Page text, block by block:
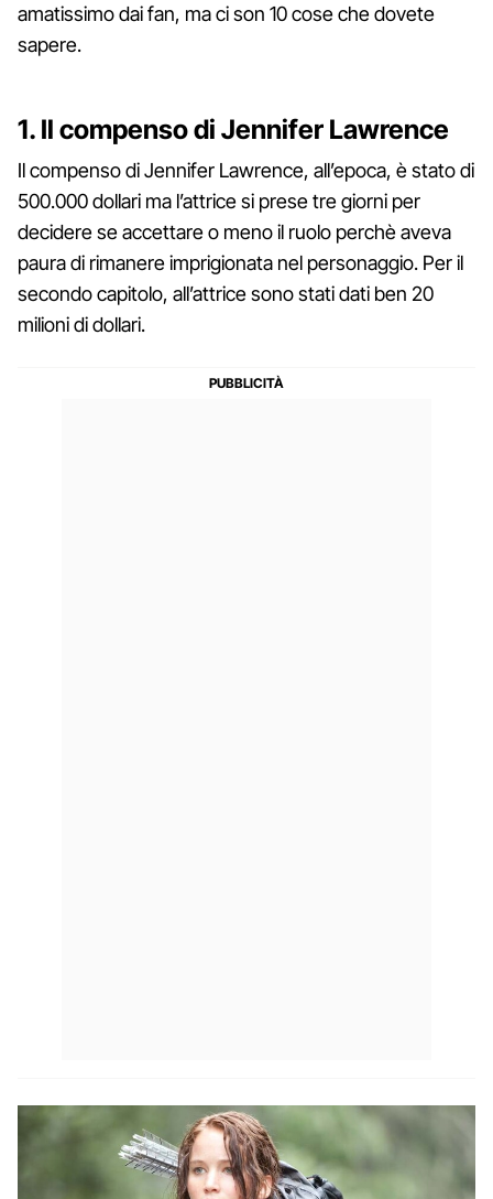
amatissimo dai fan, ma ci son 10 cose che dovete
sapere.
1. Il compenso di Jennifer Lawrence
Il compenso di Jennifer Lawrence, all’epoca, è stato di
500.000 dollari ma l’attrice si prese tre giorni per
decidere se accettare o meno il ruolo perchè aveva
paura di rimanere imprigionata nel personaggio. Per il
secondo capitolo, all’attrice sono stati dati ben 20
milioni di dollari.